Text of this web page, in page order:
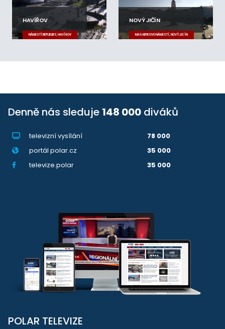
HAVÍŘOV
NÁMĚSTÍ REPUBLIKY, HAVÍŘOV
NOVÝ JIČÍN
MASARYKOVO NÁMĚSTÍ, NOVÝ JIČÍN
Denně nás sleduje 148 000 diváků
televizní vysílání
78 000
portál polar.cz
35 000
televize.polar
35 000
POLAR TELEVIZE